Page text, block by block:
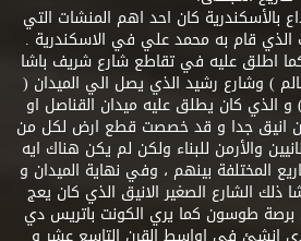
بالأسكندرية كان احد اهم المنشات التي
الذي قام به محمد علي في الاسكندرية .
اطلق عليه في تقاطع شارع شريف باشا
) وشارع رشيد الذي يصل الي الميدان (
الذي كان يطلق عليه ميدان القناصل او
انيق جدا و قد خصصت قطع ارض لكل من
والأرمن للبناء ولكن لم يكن هناك ايه
المختلفة بينهم ، وفي نهاية الميدان و
الشارع الصغير الانيق الذي كان يعج
برصة طوسون كما يري الكونت باتريس دي